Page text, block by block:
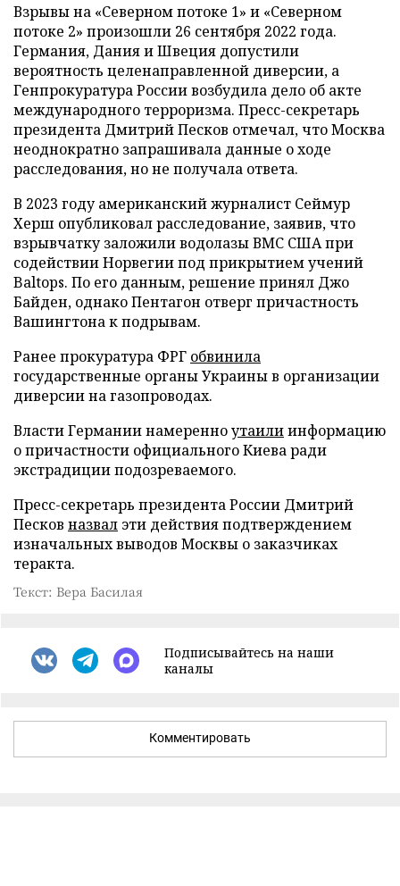
Взрывы на «Северном потоке 1» и «Северном
потоке 2» произошли 26 сентября 2022 года.
Германия, Дания и Швеция допустили
вероятность целенаправленной диверсии, а
Генпрокуратура России возбудила дело об акте
международного терроризма. Пресс-секретарь
президента Дмитрий Песков отмечал, что Москва
неоднократно запрашивала данные о ходе
расследования, но не получала ответа.
В 2023 году американский журналист Сеймур
Херш опубликовал расследование, заявив, что
взрывчатку заложили водолазы ВМС США при
содействии Норвегии под прикрытием учений
Baltops. По его данным, решение принял Джо
Байден, однако Пентагон отверг причастность
Вашингтона к подрывам.
Ранее прокуратура ФРГ обвинила
государственные органы Украины в организации
диверсии на газопроводах.
Власти Германии намеренноутаилиинформацию
о причастности официального Киева ради
экстрадиции подозреваемого.
Пресс-секретарь президента России Дмитрий
Песков назвал эти действия подтверждением
изначальных выводов Москвы о заказчиках
теракта.
Текст: Вера Басилая
Подписывайтесь на наши
каналы
Комментировать